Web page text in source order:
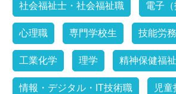
社会福祉士・社会福祉職 電子（
心理職 専門学校生 技能労
工業化学 理学 精神保健福
情報・デジタル・IT技術職 児童